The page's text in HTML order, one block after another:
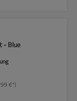
- Blue
€*)